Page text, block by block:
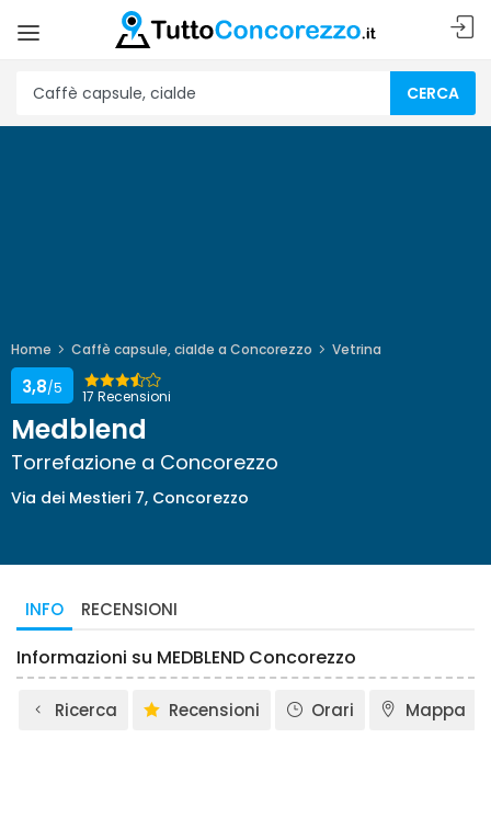
CERCA
Home Caffè capsule, cialde a Concorezzo Vetrina
17 Recensioni
3,8/5
Medblend
Torrefazione a Concorezzo
Via dei Mestieri 7, Concorezzo
INFO RECENSIONI
Informazioni su MEDBLEND Concorezzo
Ricerca Recensioni Orari Mappa